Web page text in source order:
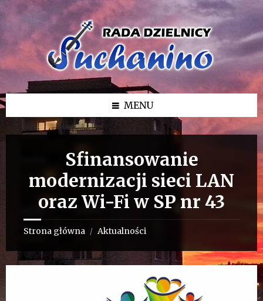
Przejdź
Przejdź
bocznego
Przejdź
MENU
Sfinansowanie
modernizacji sieci LAN
oraz Wi-Fi w SP nr 43
Strona główna / Aktualności